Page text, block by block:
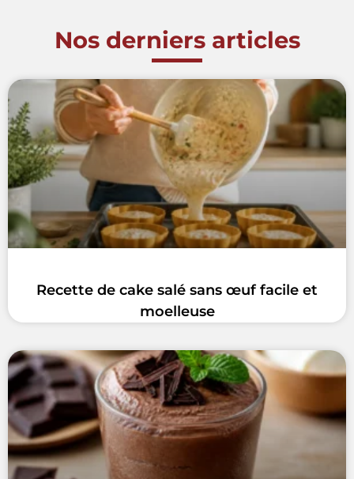
Nos derniers articles
Recette de cake salé sans œuf facile et
moelleuse